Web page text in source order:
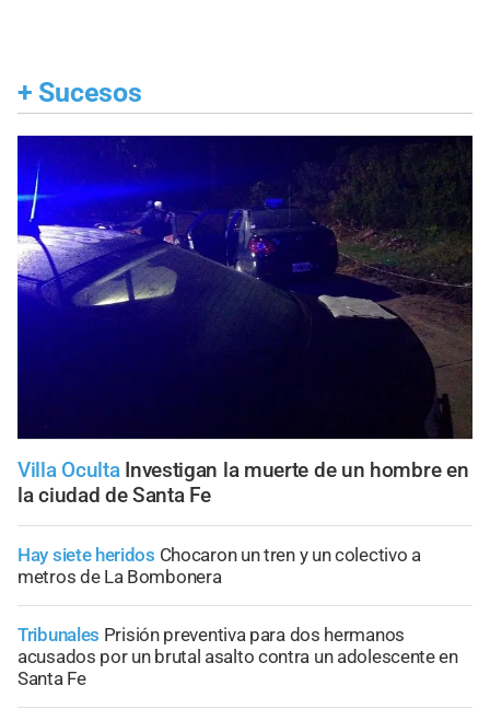
+ Sucesos
Villa Oculta Investigan la muerte de un hombre en
la ciudad de Santa Fe
Hay siete heridos Chocaron un tren y un colectivo a
metros de La Bombonera
Tribunales Prisión preventiva para dos hermanos
acusados por un brutal asalto contra un adolescente en
Santa Fe